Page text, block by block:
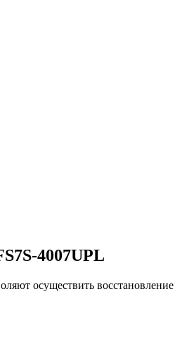
4007UPL
осуществить